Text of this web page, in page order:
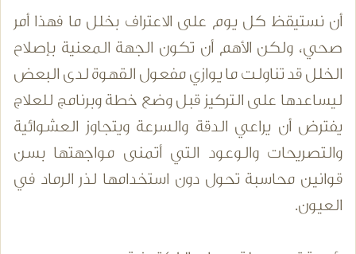
أن نستيقظ كل يوم على الاعتراف بخلل ما فهذا أمر
صحي، ولكن الأهم أن تكون الجهة المعنية بإصلاح
الخلل قد تناولت ما يوازي مفعول القهوة لدى البعض
ليساعدها على التركيز قبل وضع خطة وبرنامج للعلاج
يفترض أن يراعي الدقة والسرعة ويتجاوز العشوائية
والتصريحات والوعود التي أتمنى مواجهتها بسن
قوانين محاسبة تحول دون استخدامها لذر الرماد في
العيون.